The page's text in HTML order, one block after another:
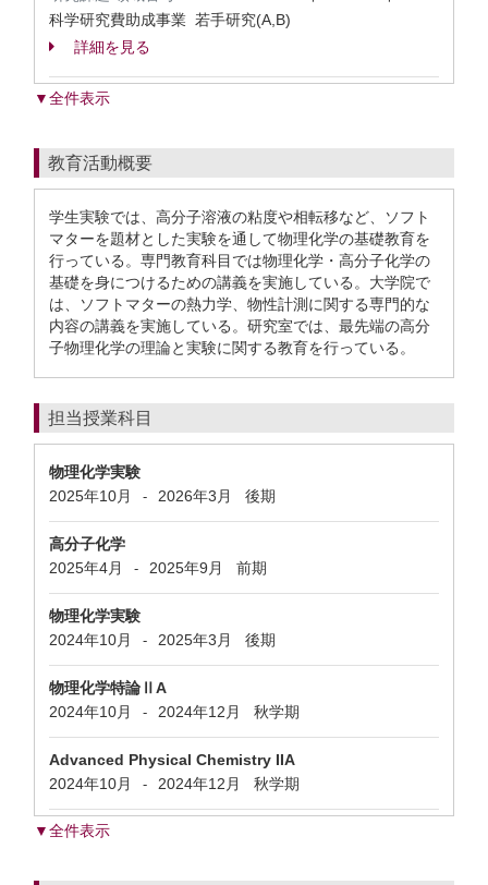
科学研究費助成事業 若手研究(A,B)
詳細を見る
▼全件表示
教育活動概要
学生実験では、高分子溶液の粘度や相転移など、ソフト
マターを題材とした実験を通して物理化学の基礎教育を
行っている。専門教育科目では物理化学・高分子化学の
基礎を身につけるための講義を実施している。大学院で
は、ソフトマターの熱力学、物性計測に関する専門的な
内容の講義を実施している。研究室では、最先端の高分
子物理化学の理論と実験に関する教育を行っている。
担当授業科目
物理化学実験
2025年10月
- 2026年3月 後期
高分子化学
2025年4月
- 2025年9月 前期
物理化学実験
2024年10月
- 2025年3月 後期
物理化学特論ⅡA
2024年10月
- 2024年12月 秋学期
Advanced Physical Chemistry IIA
2024年10月
- 2024年12月 秋学期
▼全件表示